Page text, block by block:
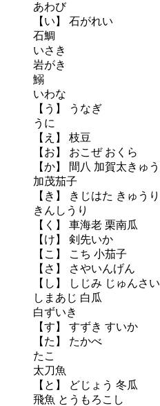
あわび
【い】 石がれい
石鯛
いさき
岩がき
鰯
いわな
【う】 うなぎ
うに
【え】 枝豆
【お】 おこぜ おくら
【か】 間八 加賀太きゅう
加茂茄子
【き】 きじはた きゅうり
きんしうり
【く】 車海老 栗南瓜
【け】 剣先いか
【こ】 こち 小茄子
【さ】 さやいんげん
【し】 しじみ じゅんさい
しまあじ 白瓜
白ずいき
【す】 すずき すいか
【た】 たかべ
たこ
太刀魚
【と】 どじょう 冬瓜
飛魚 とうもろこし